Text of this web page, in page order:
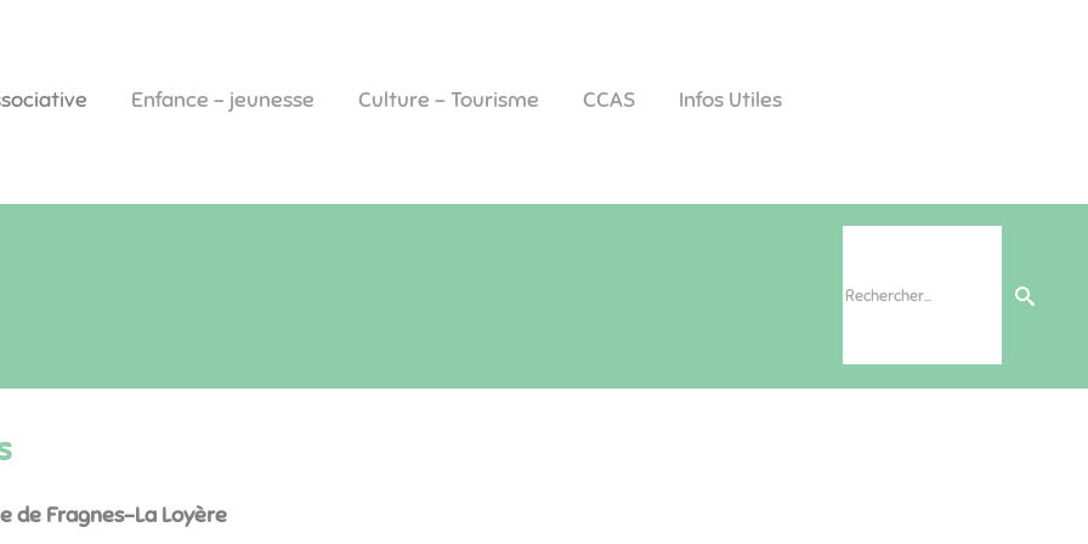
Enfance - jeunesse Culture - Tourisme CCAS Infos Utiles
de Fragnes-La Loyère